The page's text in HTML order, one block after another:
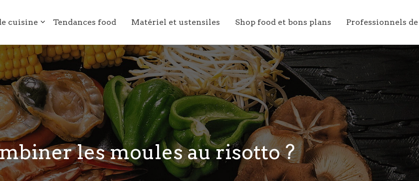
cuisine Tendances food Matériel et ustensiles Shop food et bons plans Professionnels
les moules au risotto ?